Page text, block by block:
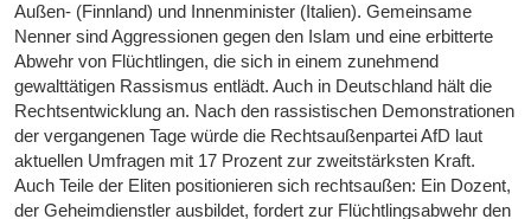
Außen- (Finnland) und Innenminister (Italien). Gemeinsame
Nenner sind Aggressionen gegen den Islam und eine erbitterte
Abwehr von Flüchtlingen, die sich in einem zunehmend
gewalttätigen Rassismus entlädt. Auch in Deutschland hält die
Rechtsentwicklung an. Nach den rassistischen Demonstrationen
der vergangenen Tage würde die Rechtsaußenpartei AfD laut
aktuellen Umfragen mit 17 Prozent zur zweitstärksten Kraft.
Auch Teile der Eliten positionieren sich rechtsaußen: Ein Dozent,
der Geheimdienstler ausbildet, fordert zur Flüchtlingsabwehr den